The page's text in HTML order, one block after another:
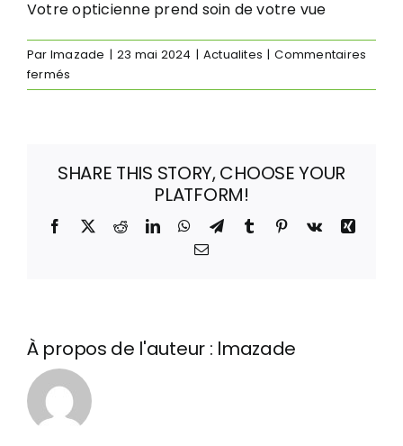
Votre opticienne prend soin de votre vue
Par lmazade | 23 mai 2024 | Actualites | Commentaires
fermés
Choisir
Sport
Vue
Conseils
Pratiques
SHARE THIS STORY, CHOOSE YOUR
PLATFORM!
Facebook
X RedditLinkedInWhatsApp
TelegramTumblr Pinterest
Vk
Xing
Email
À propos de l'auteur : lmazade